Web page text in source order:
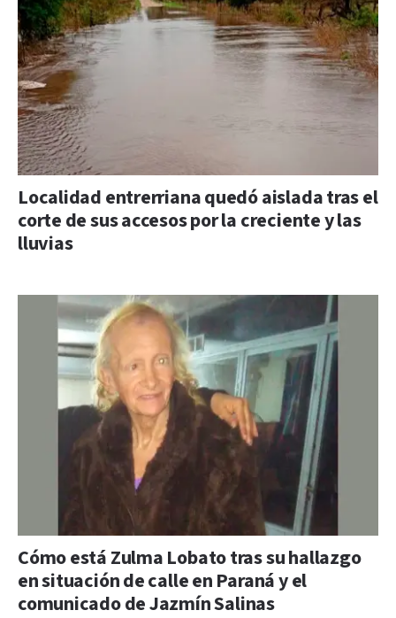
Localidad entrerriana quedó aislada tras el
corte de sus accesos por la creciente y las
lluvias
Cómo está Zulma Lobato tras su hallazgo
en situación de calle en Paraná y el
comunicado de Jazmín Salinas